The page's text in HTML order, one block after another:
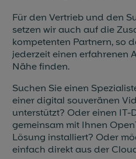
Für den Vertrieb und den
setzen wir auch auf die
kompetenten Partnern, so
jederzeit einen erfahrenen
Nähe finden.
Suchen Sie einen
einer digital souveränen
unterstützt? Oder einen IT-
gemeinsam mit Ihnen
Lösung installiert? Oder
einfach direkt aus der